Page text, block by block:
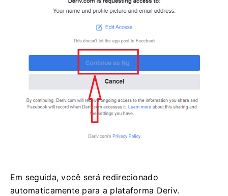
Em seguida, você será redirecionado
automaticamente para a plataforma Deriv.